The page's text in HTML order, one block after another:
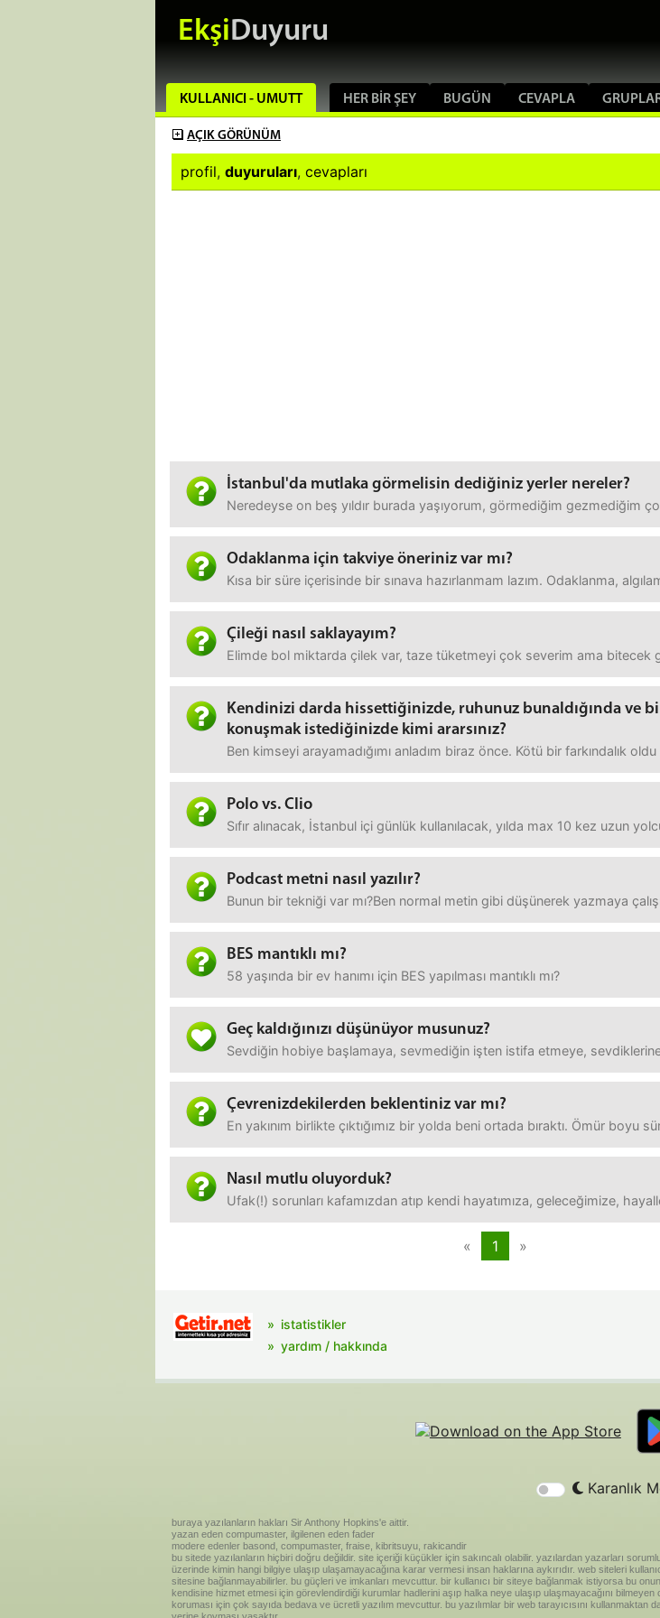
EkşiDuyuru
KULLANICI - UMUTT HER BIR ŞEY BUGÜN CEVAPLA
AÇIK GÖRÜNÜM
profil, duyuruları, cevapları
İstanbul'da mutlaka görmelisin dediğiniz yerler nereler?
Neredeyse on beş yıldır burada yaşıyorum, görmediğim
Odaklanma için takviye öneriniz var mı?
Kısa bir süre içerisinde bir sınava hazırlanmam lazım. Odaklanma,
Çileği nasıl saklayayım?
Elimde bol miktarda çilek var, taze tüketmeyi çok severim ama bitecek
Kendinizi darda hissettiğinizde, ruhunuz bunaldığında ve
konuşmak istediğinizde kimi ararsınız?
Ben kimseyi arayamadığımı anladım biraz önce. Kötü bir farkındalık
Polo vs. Clio
Sıfır alınacak, İstanbul içi günlük kullanılacak, yılda max 10 kez uzun
Podcast metni nasıl yazılır?
Bunun bir tekniği var mı?Ben normal metin gibi düşünerek yazmaya
BES mantıklı mı?
58 yaşında bir ev hanımı için BES yapılması mantıklı mı?
Geç kaldığınızı düşünüyor musunuz?
Sevdiğin hobiye başlamaya, sevmediğin işten istifa etmeye,
Çevrenizdekilerden beklentiniz var mı?
En yakınım birlikte çıktığımız bir yolda beni ortada bıraktı. Ömür
Nasıl mutlu oluyorduk?
Ufak(!) sorunları kafamızdan atıp kendi hayatımıza, geleceğimize,
« 1 »
istatistikler
yardım / hakkında
Karanlık
buraya yazılanların hakları Sir Anthony Hopkins'e aittir.
yazan eden compumaster, ilgilenen eden fader
modere edenler basond, compumaster, fraise, kibritsuyu, rakicandir
bu sitede yazılanların hiçbiri doğru değildir. site içeriği küçükler için sakıncalı olabilir. yazılardan yazarları
üzerinde kimin hangi bilgiye ulaşıp ulaşamayacağına karar vermesi insan haklarına aykırıdır. web siteleri
sitesine bağlanmayabilirler. bu güçleri ve imkanları mevcuttur. bir kullanıcı bir siteye bağlanmak istiyorsa bu
kendisine hizmet etmesi için görevlendirdiği kurumlar hadlerini aşıp halka neye ulaşıp ulaşmayacağını
koruması için çok sayıda bedava ve ücretli yazılım mevcuttur. bu yazılımlar bir web tarayıcısını